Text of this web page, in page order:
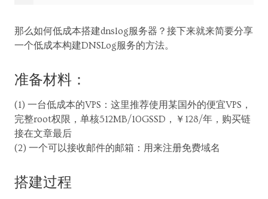
那么如何低成本搭建dnslog服务器？接下来就来简要分享
一个低成本构建DNSLog服务的方法。
准备材料：
(1) 一台低成本的VPS：这里推荐使用某国外的便宜VPS，
完整root权限，单核512MB/10GSSD，￥128/年，购买链
接在文章最后
(2) 一个可以接收邮件的邮箱：用来注册免费域名
搭建过程